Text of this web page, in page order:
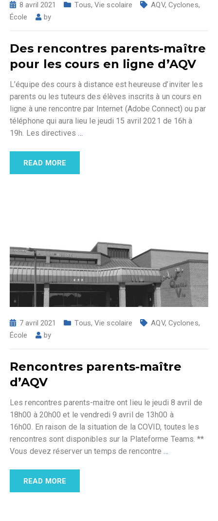
8 avril 2021 Tous,Vie scolaire AQV, Cyclones,
École
by
Des rencontres parents-maître
pour les cours en ligne d’AQV
L’équipe des cours à distance est heureuse d’inviter les
parents ou les tuteurs des élèves inscrits à un cours en
ligne à une rencontre par Internet (Adobe Connect) ou par
téléphone qui aura lieu le jeudi 15 avril 2021 de 16h à
19h. Les directives …
READ MORE
7 avril 2021 Tous,Vie scolaire AQV, Cyclones,
École
by
Rencontres parents-maître
d’AQV
Les rencontres parents-maitre ont lieu le jeudi 8 avril de
18h00 à 20h00 et le vendredi 9 avril de 13h00 à
16h00. En raison de la situation de la COVID, toutes les
rencontres sont disponibles sur la Plateforme Teams. **
Vous devez réserver un temps de rencontre…
READ MORE